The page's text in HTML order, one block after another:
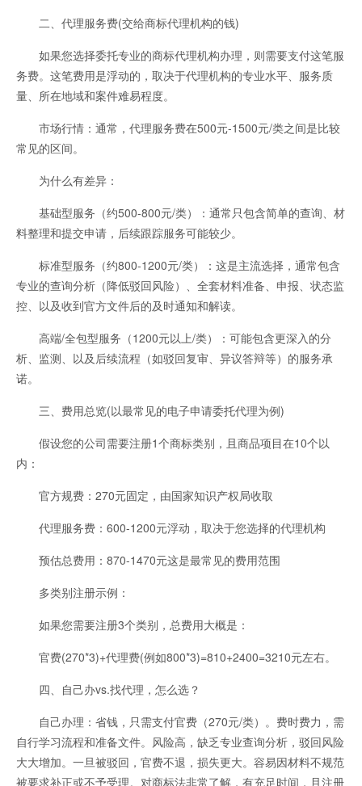
二、代理服务费(交给商标代理机构的钱)
如果您选择委托专业的商标代理机构办理，则需要支付这笔服
务费。这笔费用是浮动的，取决于代理机构的专业水平、服务质
量、所在地域和案件难易程度。
市场行情：通常，代理服务费在500元-1500元/类之间是比较
常见的区间。
为什么有差异：
基础型服务（约500-800元/类）：通常只包含简单的查询、材
料整理和提交申请，后续跟踪服务可能较少。
标准型服务（约800-1200元/类）：这是主流选择，通常包含
专业的查询分析（降低驳回风险）、全套材料准备、申报、状态监
控、以及收到官方文件后的及时通知和解读。
高端/全包型服务（1200元以上/类）：可能包含更深入的分
析、监测、以及后续流程（如驳回复审、异议答辩等）的服务承
诺。
三、费用总览(以最常见的电子申请委托代理为例)
假设您的公司需要注册1个商标类别，且商品项目在10个以
内：
官方规费：270元固定，由国家知识产权局收取
代理服务费：600-1200元浮动，取决于您选择的代理机构
预估总费用：870-1470元这是最常见的费用范围
多类别注册示例：
如果您需要注册3个类别，总费用大概是：
官费(270*3)+代理费(例如800*3)=810+2400=3210元左右。
四、自己办vs.找代理，怎么选？
自己办理：省钱，只需支付官费（270元/类）。费时费力，需
自行学习流程和准备文件。风险高，缺乏专业查询分析，驳回风险
大大增加。一旦被驳回，官费不退，损失更大。容易因材料不规范
被要求补正或不予受理。对商标法非常了解，有充足时间，且注册